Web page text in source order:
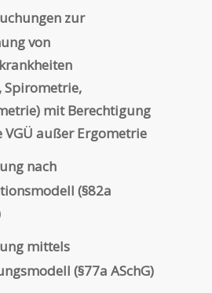
zur
von
Spirometrie,
mit Berechtigung
außer Ergometrie
nach
(§82a
mittels
(§77a ASchG)